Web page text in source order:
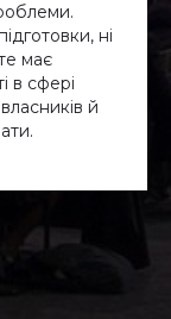
ні
має
в сфері
й